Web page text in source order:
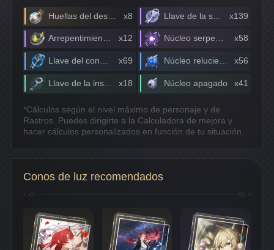
x8 Llave de la sabiduría x139
Arrepentimiento del eterno vehículo del alma x12 Núcleo serpenteante x58
Llave del conocimiento x69 Núcleo reluciente x56
x18 Núcleo apagado x41
*Cálculos según el nivel máximo de personaje y de
Rastros. Puedes dirigirte a la Calculadora de mejora y
hacer cálculos personalizados en función de tu situación.
Conos de luz recomendados